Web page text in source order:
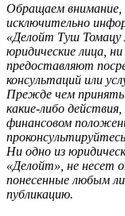
Обращаем
исключительно
«Делойт Туш Томацу
юридические лица,
предоставляют
консультаций или
Прежде чем принять
какие-либо
финансовом
Ни одно из
«Делойт», не несет
понесенные любым
публикацию.